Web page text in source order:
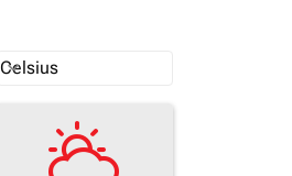
Weather unit option Celsius
Celsius
keyboard_arrow_down